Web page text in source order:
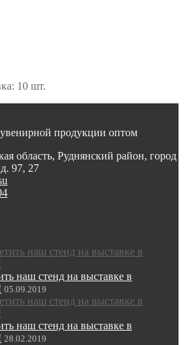
10 шт.
продукции оптом
область, Руднянский район, город
97, 27
наш стенд на выставке в
05.09.2019
наш стенд на выставке в
28.02.2019